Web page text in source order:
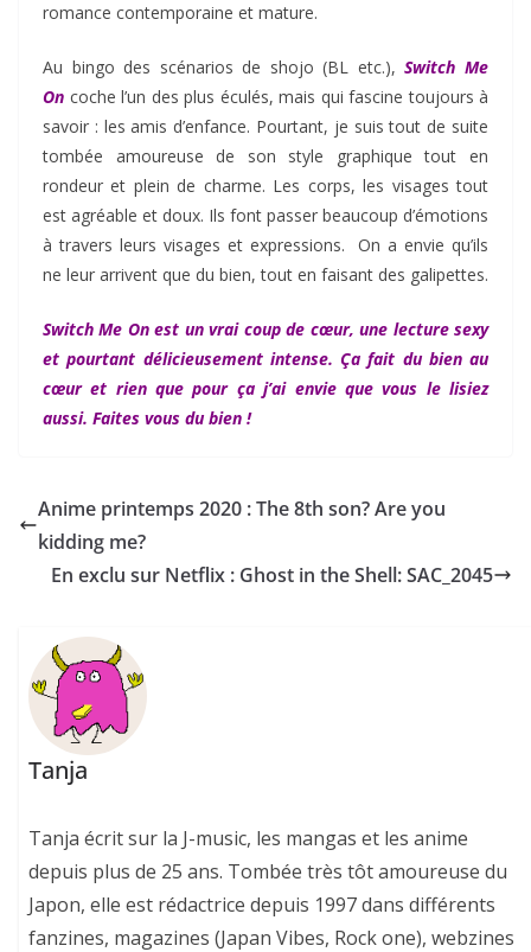
romance contemporaine et mature.
Au bingo des scénarios de shojo (BL etc.),Switch Me
On coche l’un des plus éculés, mais qui fascine toujours à
savoir : les amis d’enfance. Pourtant, je suis tout de suite
tombée amoureuse de son style graphique tout en
rondeur et plein de charme. Les corps, les visages tout
est agréable et doux. Ils font passer beaucoup d’émotions
à travers leurs visages et expressions. On a envie qu’ils
ne leur arrivent que du bien, tout en faisant des galipettes.
Switch Me On est un vrai coup de cœur, une lecture sexy
et pourtant délicieusement intense. Ça fait du bien au
cœuret rien que pour ça j’ai envie que vous le lisiez
aussi. Faites vous du bien !
Anime printemps 2020 : The 8th son? Are you
kidding me?
En exclu sur Netflix : Ghost in the Shell: SAC_2045
Tanja
Tanja écrit sur la J-music, les mangas et les anime
depuis plus de 25 ans. Tombée très tôt amoureuse du
Japon, elle est rédactrice depuis 1997 dans différents
fanzines, magazines (Japan Vibes, Rock one), webzines